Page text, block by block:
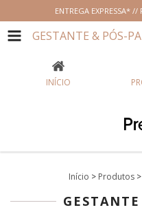
ENTREGA EXPRESSA* //
GESTANTE & PÓS-
INÍCIO
Início > Produtos >